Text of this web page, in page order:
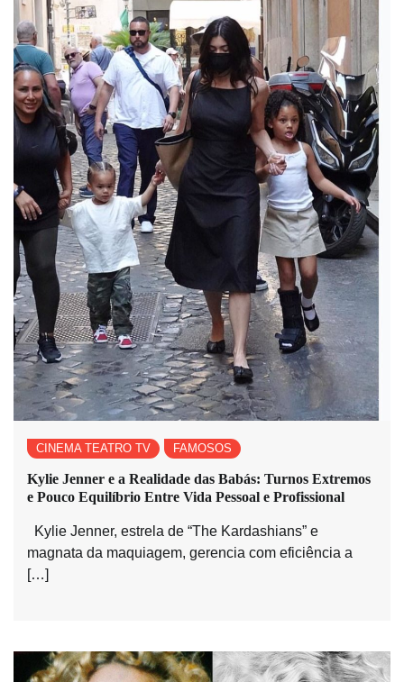
CINEMA TEATRO TV FAMOSOS
Kylie Jenner e a Realidade das Babás: Turnos Extremos
e Pouco Equilíbrio Entre Vida Pessoal e Profissional
Kylie Jenner, estrela de “The Kardashians” e
magnata da maquiagem, gerencia com eficiência a
[…]